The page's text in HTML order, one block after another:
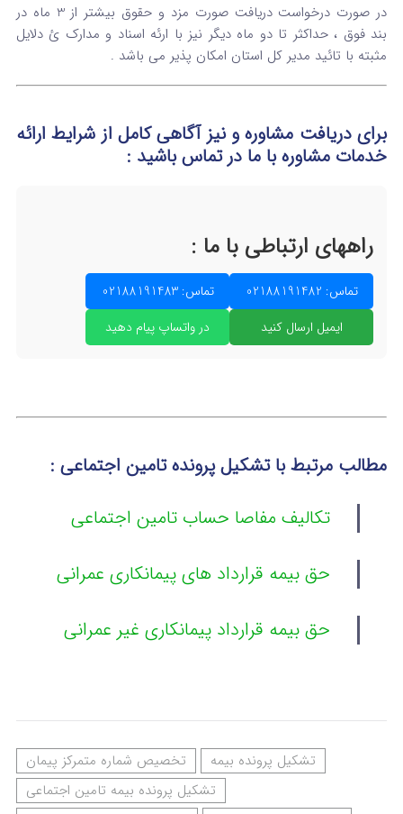
در صورت درخواست دریافت صورت مزد و حقوق بیشتر از 3 ماه در
بند فوق ، حداکثر تا دو ماه دیگر نیز با ارئه اسناد و مدارک ئ دلایل
مثبته با تائید مدیر کل استان امکان پذیر می باشد .
برای دریافت مشاوره و نیز آگاهی کامل از شرایط ارائه
خدمات مشاورهبا ما در تماسباشید :
راههای ارتباطی با ما :
تماس: 02188191482
تماس: 02188191483
ایمیل ارسال کنید
در واتساپ پیام دهید
مطالب مرتبط با تشکیل پرونده تامین اجتماعی :
تکالیف مفاصا حساب تامین اجتماعی
حق بیمه قرارداد های پیمانکاری عمرانی
حق بیمه قرارداد پیمانکاری غیر عمرانی
تخصیص شماره متمرکز پیمان
تشکیل پرونده بیمه
تشکیل پرونده بیمه تامین اجتماعی